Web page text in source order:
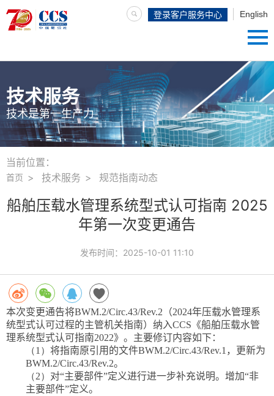
English
登录客户服务中心
技术服务
技术是第一生产力
当前位置：
首页 技术服务 规范指南动态
船舶压载水管理系统型式认可指南 2025
年第一次变更通告
发布时间： 2025-10-01 11:10
本次变更通告将BWM.2/Circ.43/Rev.2 （2024年压载水管理系
统型式认可过程的主管机关指南）纳入CCS 《船舶压载水管
理系统型式认可指南2022》。主要修订内容如下：
（1） 将指南原引用的文件BWM.2/Circ.43/Rev.1 ，更新为
BWM.2/Circ.43/Rev.2。
（2） 对“主要部件”定义进行进一步补充说明。增加“非
主要部件”定义。